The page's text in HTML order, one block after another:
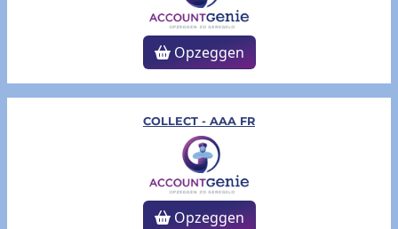
Opzeggen
COLLECT - AAA FR
Opzeggen